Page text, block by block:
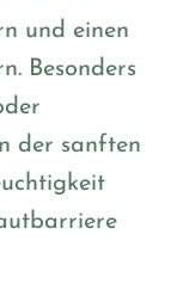
und einen
Besonders
der sanften